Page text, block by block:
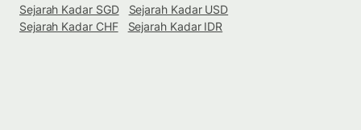
Sejarah Kadar SGD
Sejarah Kadar USD
Sejarah Kadar CHF
Sejarah Kadar IDR